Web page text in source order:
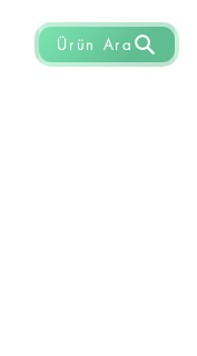
Ürün Ara